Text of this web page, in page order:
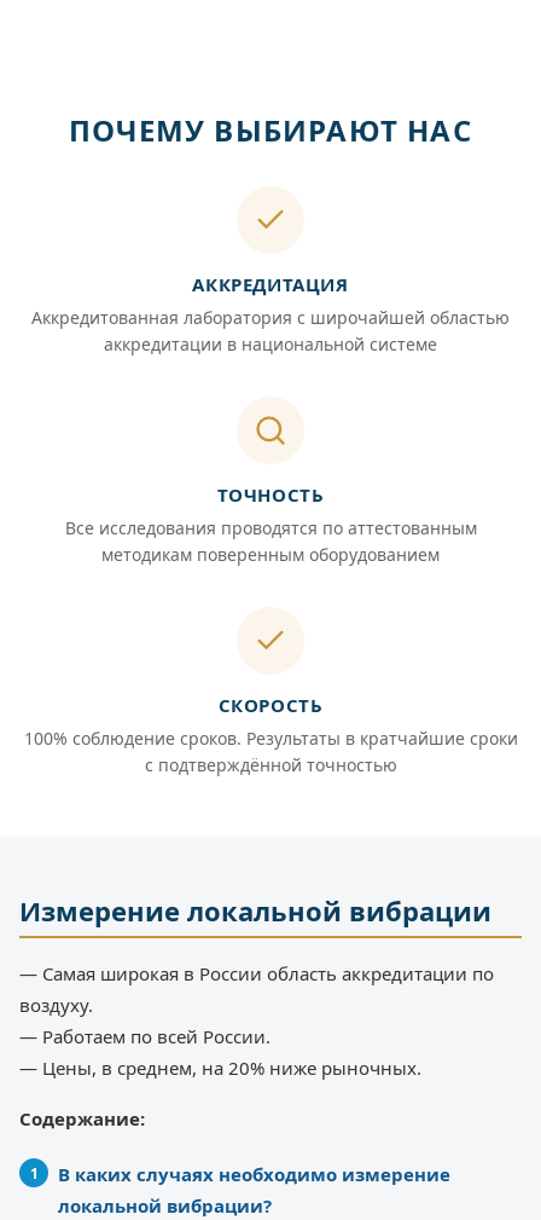
ПОЧЕМУ ВЫБИРАЮТ НАС
АККРЕДИТАЦИЯ
Аккредитованная лаборатория с широчайшей областью
аккредитации в национальной системе
ТОЧНОСТЬ
Все исследования проводятся по аттестованным
методикам поверенным оборудованием
СКОРОСТЬ
100% соблюдение сроков. Результаты в кратчайшие сроки
с подтверждённой точностью
Измерение локальной вибрации
— Самая широкая в России область аккредитации по
воздуху.
— Работаем по всей России.
— Цены, в среднем, на 20% ниже рыночных.
Содержание:
В каких случаях необходимо измерение
локальной вибрации?